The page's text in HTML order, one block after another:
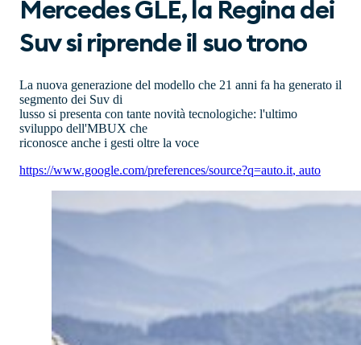
Mercedes GLE, la Regina dei
Suv si riprende il suo trono
La nuova generazione del modello che 21 anni fa ha generato il
segmento dei Suv di
lusso si presenta con tante novità tecnologiche: l'ultimo
sviluppo dell'MBUX che
riconosce anche i gesti oltre la voce
https://www.google.com/preferences/source?q=auto.it, auto